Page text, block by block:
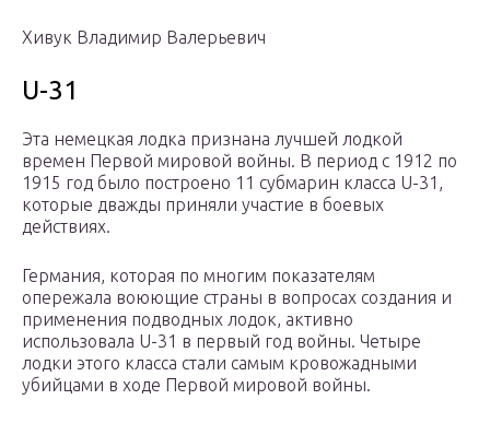
Хивук Владимир Валерьевич
U-31
Эта немецкая лодка признана лучшей лодкой
времен Первой мировой войны. В период с 1912 по
1915 год было построено 11 субмарин класса U-31,
которые дважды приняли участие в боевых
действиях.
Германия, которая по многим показателям
опережала воюющие страны в вопросах создания и
применения подводных лодок, активно
использовала U-31 в первый год войны. Четыре
лодки этого класса стали самым кровожадными
убийцами в ходе Первой мировой войны.